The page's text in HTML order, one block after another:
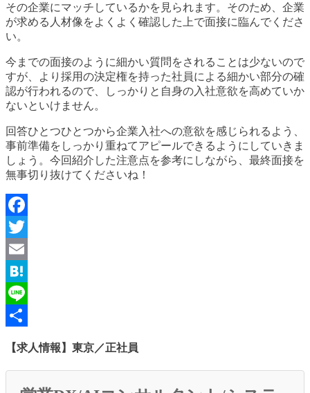
その企業にマッチしているかを見られます。そのため、企業
が求める人材像をよくよく確認した上で面接に臨んでくださ
い。
今までの面接のように細かい質問をされることは少ないので
すが、より採用の決定権を持った社員による細かい部分の確
認が行われるので、しっかりと自身の入社意欲を高めていか
ないといけません。
回答ひとつひとつから企業入社への意欲を感じられるよう、
事前準備をしっかり重ねてアピールできるようにしていきま
しょう。今回紹介した注意点を参考にしながら、最終面接を
無事切り抜けてくださいね！
Facebook
Twitter
Email
Hatena
Line
【求人情報】東京／正社員